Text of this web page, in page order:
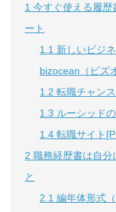
1 今すぐ使える履歴
ート
1.1 新しいビジ
bizocean（ビズ
1.2 転職チャン
1.3 ルーシッド
1.4 転職サイト
2 職務経歴書は自分
と
2.1 編年体形式（